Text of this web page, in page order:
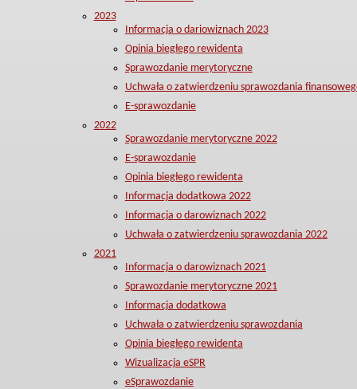
2023
Informacja o dariowiznach 2023
Opinia biegłego rewidenta
Sprawozdanie merytoryczne
Uchwała o zatwierdzeniu sprawozdania
E-sprawozdanie
2022
Sprawozdanie merytoryczne 2022
E-sprawozdanie
Opinia biegłego rewidenta
Informacja dodatkowa 2022
Informacja o darowiznach 2022
Uchwała o zatwierdzeniu sprawozdania 2022
2021
Informacja o darowiznach 2021
Sprawozdanie merytoryczne 2021
Informacja dodatkowa
Uchwała o zatwierdzeniu sprawozdania
Opinia biegłego rewidenta
Wizualizacja eSPR
eSprawozdanie